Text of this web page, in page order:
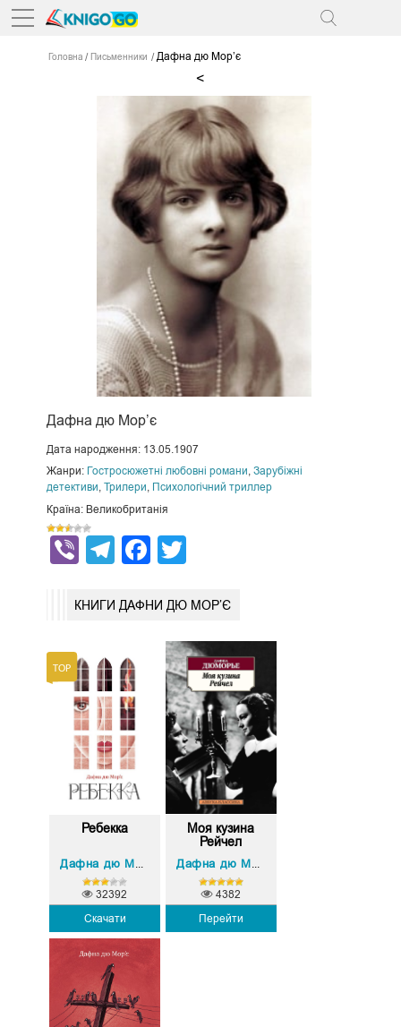
Головна Письменники Дафна дю Мор’є
<
Дафна дю Мор’є
Дата народження: 13.05.1907
Жанри: Гостросюжетні любовні романи, Зарубіжні
детективи, Трилери, Психологічний триллер
Країна: Великобританія
ViberTelegram
Facebook
КНИГИ ДАФНИ ДЮ МОР’Є
Ребекка
Дафна дю Мор’є
Скачати
32392
Моя кузина
Рейчел
Дафна дю Мор’є
Перейти
4382